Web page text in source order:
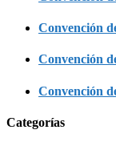
Convención
Convención
Convención
Categorías